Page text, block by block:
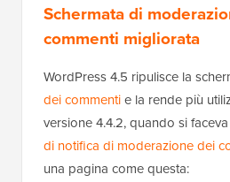
Schermata di
commenti migliorata
WordPress 4.5 ripulisce la
dei commentie la rende più
versione 4.4.2, quando si
di notifica di moderazione dei
una pagina come questa: